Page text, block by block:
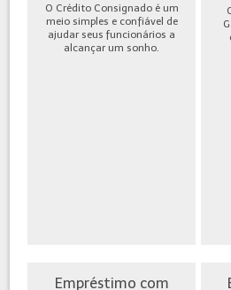
O Crédito Consignado é um
meio simples e confiável de
ajudar seus funcionários a
alcançar um sonho.
Empréstimo com